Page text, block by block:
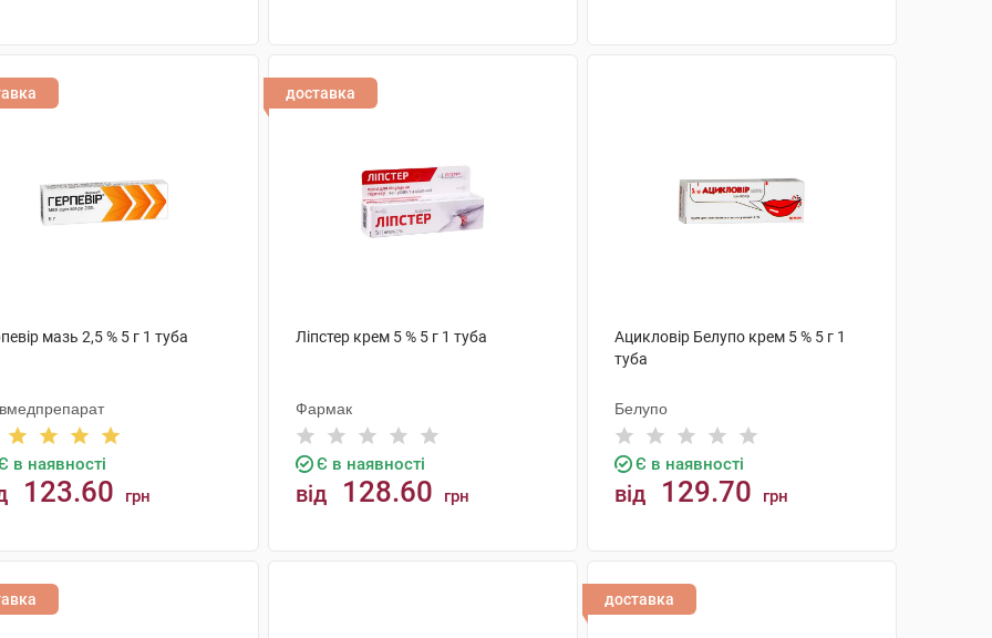
мазь 2,5 % 5 г 1 туба
в наявності
123.60 грн
доставка
Ліпстер крем 5 % 5 г 1 туба
Фармак
Є в наявності
від 128.60 грн
Ацикловір Белупо крем 5 % 5 г 1
туба
Белупо
Є в наявності
від 129.70 грн
доставка